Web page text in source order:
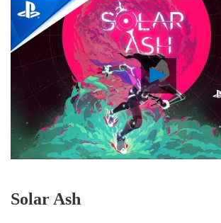
Play
Video
Solar Ash